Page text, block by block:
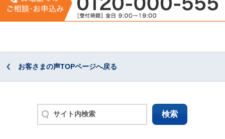
お客さまの声TOPページへ戻る